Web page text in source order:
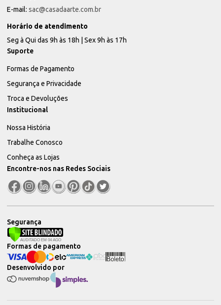
E-mail: sac@casadaarte.com.br
Horário de atendimento
Seg à Qui das 9h às 18h | Sex 9h às 17h
Suporte
Formas de Pagamento
Segurança e Privacidade
Troca e Devoluções
Institucional
Nossa História
Trabalhe Conosco
Conheça as Lojas
Encontre-nos nas Redes Sociais
Segurança
Desenvolvido por
Formas de pagamento